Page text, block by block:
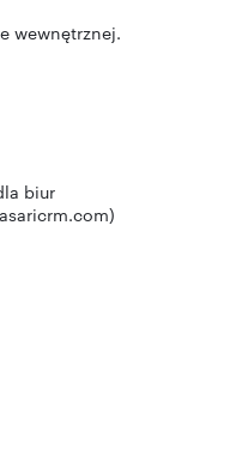
wewnętrznej.
biur